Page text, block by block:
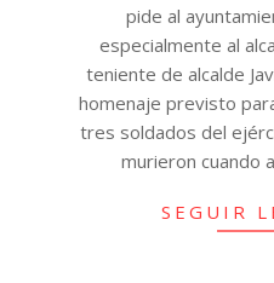
pide al
especialmente al
teniente de alcalde
homenaje previsto
tres soldados del
murieron cuando
SEGUIR